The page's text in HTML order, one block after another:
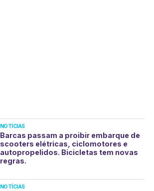
NOTÍCIAS
Barcas passam a proibir embarque de
scooters elétricas, ciclomotores e
autopropelidos. Bicicletas tem novas
regras.
NOTÍCIAS